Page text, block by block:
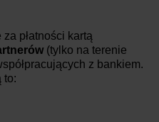
płatności kartą
(tylko na terenie
z bankiem.
to: